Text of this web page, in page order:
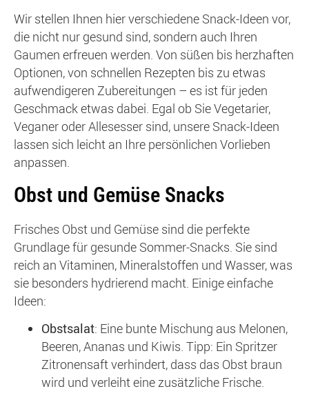
Wir stellen Ihnen hier verschiedene Snack-Ideen vor,
die nicht nur gesund sind, sondern auch Ihren
Gaumen erfreuen werden. Von süßen bis herzhaften
Optionen, von schnellen Rezepten bis zu etwas
aufwendigeren Zubereitungen – es ist für jeden
Geschmack etwas dabei. Egal ob Sie Vegetarier,
Veganer oder Allesesser sind, unsere Snack-Ideen
lassen sich leicht an Ihre persönlichen Vorlieben
anpassen.
Obst und Gemüse Snacks
Frisches Obst und Gemüse sind die perfekte
Grundlage für gesunde Sommer-Snacks. Sie sind
reich an Vitaminen, Mineralstoffen und Wasser, was
sie besonders hydrierend macht. Einige einfache
Ideen:
Obstsalat: Eine bunte Mischung aus Melonen,
Beeren, Ananas und Kiwis. Tipp: Ein Spritzer
Zitronensaft verhindert, dass das Obst braun
wird und verleiht eine zusätzliche Frische.